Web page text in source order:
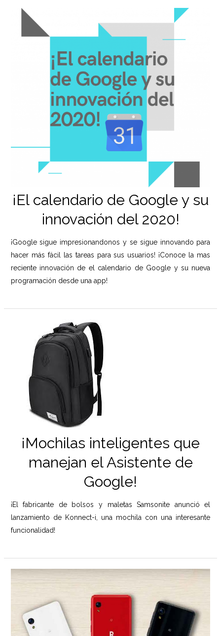
¡El calendario de Google y su
innovación del 2020!
¡Google sigue impresionandonos y se sigue innovando para
hacer más fácil las tareas para sus usuarios! ¡Conoce la mas
reciente innovación de el calendario de Google y su nueva
programación desde una app!
¡Mochilas inteligentes que
manejan el Asistente de
Google!
¡El fabricante de bolsos y maletas Samsonite anunció el
lanzamiento de Konnect-i, una mochila con una interesante
funcionalidad!